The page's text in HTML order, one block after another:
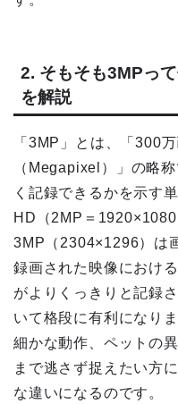
2. そもそも3MPっ
を解説
「3MP」とは、「300
（Megapixel）」の略
く記録できるかを示す
HD（2MP＝1920×1080
3MP（2304×1296）は
録画された映像におけ
がよりくっきりと記録
いて格段に有利になり
細かな動作、ペットの
まで逃さず捉えたい方
な違いになるのです。